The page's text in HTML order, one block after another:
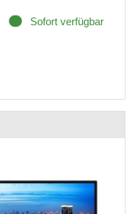
Sofort verfügbar